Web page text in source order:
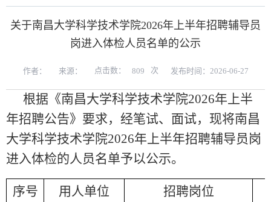
关于南昌大学科学技术学院2026年上半年招聘辅导员
岗进入体检人员名单的公示
作者： 来源： 点击数： 809 次 发布时间：2026-06-27
根据《南昌大学科学技术学院2026年 上半
年招聘公告》要求，经笔试、面试， 现将南昌
大学科学技术学院2026年上半年招聘辅导员岗
进入体检的人员名单予以公示。
序号 用人单位
招聘岗位